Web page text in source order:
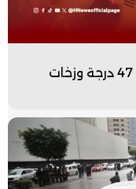
الأرصاد تحذر من موجة حر تصل إلى 47 درجة وزخات